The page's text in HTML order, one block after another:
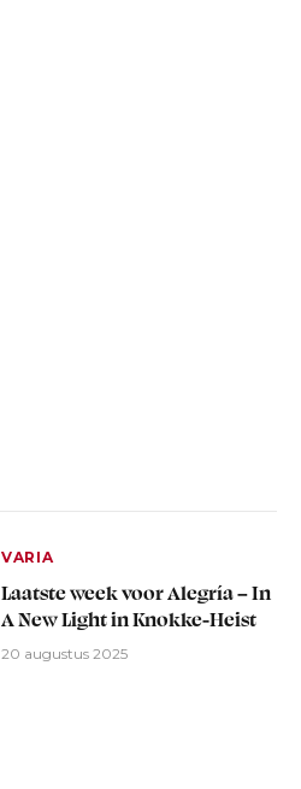
VARIA
Laatste week voor Alegría – In
A New Light in Knokke-Heist
20 augustus 2025